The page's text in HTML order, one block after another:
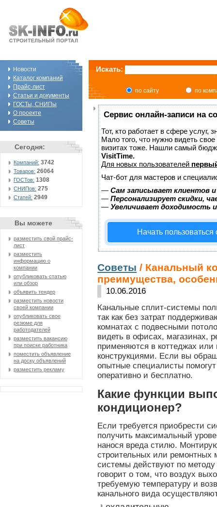
Новости
Каталог компаний
Прайс-лист
Статьи и документы
ГОСТы, СНИПы
О проекте
Советы
Сегодня:
Компаний: 3742
Товаров: 26064
ГОСТов: 1308
СНИПов: 275
Статей: 2949
Вы можете
разместить свой прайс-
лист
разместить
информацию о
компании
опубликовать статью
или обзор
объявить тендер
разместить новости
своей компании
опубликовать свое
резюме для
работодателей
разместить вакансию
при поиске работника
поместить объявление
на доску объявлений
разместить рекламу
Искать:
по сайту по
Сервис онлайн-записи на
Тот, кто работает в сфере услуг,
Мало того, что нужно видеть
визитах тоже. Нашли самый
VisitTime.
Для новых пользователей
Чат-бот для мастеров и
— Сам записывает клиентов
— Персонализирует скидки,
— Увеличивает доходимость
Начать
Советы / Канальный
преимущества,
10.06.2016
Канальные сплит-системы
так как без затрат
комнатах с подвесными
видеть в офисах, магазинах,
применяются в коттеджах
конструкциями. Если вы
опытные специалисты
оперативно и бесплатно.
Какие функции
кондиционер?
Если требуется приобрести
получить максимальный
нанося вреда стилю.
строительных или ремонтных
системы действуют по
говорит о том, что воздух
требуемую температуру и
канального вида